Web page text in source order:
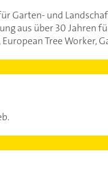
Garten- und
aus über 30 Jahren
Tree Worker,